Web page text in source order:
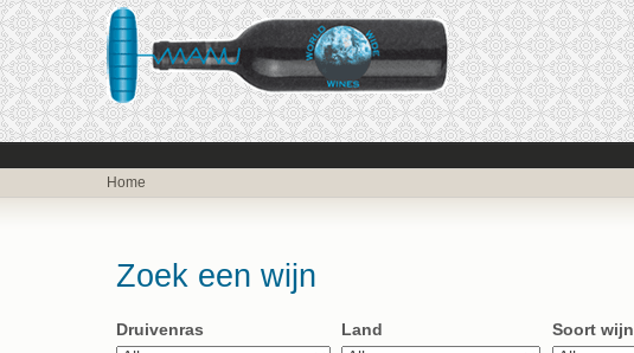
Home
Zoek een wijn
Druivenras Land Soort wijn